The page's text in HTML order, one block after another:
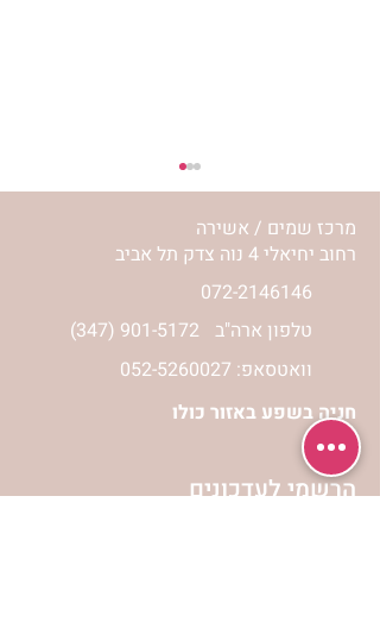
לחיות את המסע שלי | נורית
מרכז שמים / אשירה
רחוב יחיאלי 4 נוה צדק תל אביב
072-2146146
(347) 901-5172 טלפון ארה"ב
וואטסאפ: 052-5260027
חניה בשפע באזור כולו
הרשמי לעדכונים